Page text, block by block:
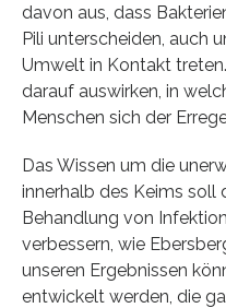
davon aus, dass
Pili unterscheiden, auch
Umwelt in Kontakt
darauf auswirken, in
Menschen sich der
Das Wissen um die
innerhalb des Keims soll
Behandlung von
verbessern, wie
unseren Ergebnissen
entwickelt werden, die